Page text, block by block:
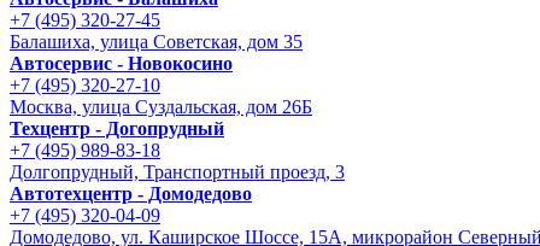
+7 (495) 320-27-45
Балашиха, улица Советская, дом 35
Автосервис - Новокосино
+7 (495) 320-27-10
Москва, улица Суздальская, дом 26Б
Техцентр - Догопрудный
+7 (495) 989-83-18
Долгопрудный, Транспортный проезд, 3
Автотехцентр - Домодедово
+7 (495) 320-04-09
Домодедово, ул. Каширское Шоссе, 15А, микрорайон